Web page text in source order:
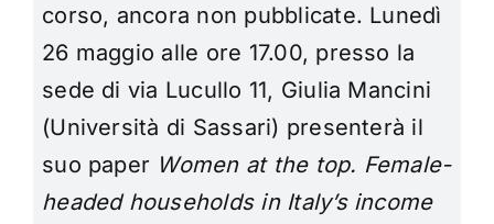
corso, ancora non pubblicate. Lunedì
26 maggio alle ore 17.00, presso la
sede di via Lucullo 11, Giulia Mancini
(Università di Sassari) presenterà il
suo paper Women at the top. Female-
headed households in Italy’s income